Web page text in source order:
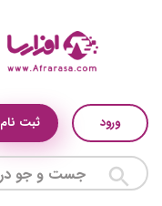
ورود ثبت نام